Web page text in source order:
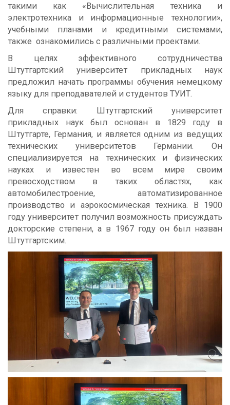
такими как «Вычислительная техника и
электротехника и информационные технологии»,
учебными планами и кредитными системами,
также ознакомились с различными проектами.
В целях эффективного сотрудничества
Штутгартский университет прикладных наук
предложил начать программы обучения немецкому
языку для преподавателей и студентов ТУИТ.
Для справки: Штутгартский университет
прикладных наук был основан в 1829 году в
Штутгарте, Германия, и является одним из ведущих
технических университетов Германии. Он
специализируется на технических и физических
науках и известен во всем мире своим
превосходством в таких областях, как
автомобилестроение, автоматизированное
производство и аэрокосмическая техника. В 1900
году университет получил возможность присуждать
докторские степени, а в 1967 году он был назван
Штутгартским.